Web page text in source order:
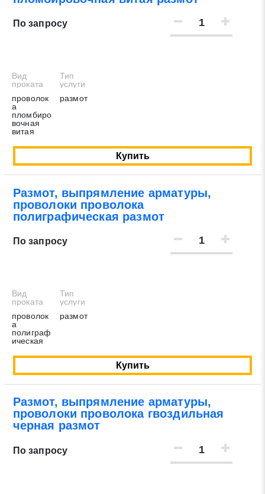
По запросу
Вид
проката
проволок
а
пломбиро
вочная
витая
Тип
услуги
размот
Купить
Размот, выпрямление арматуры,
проволоки проволока
полиграфическая размот
По запросу
Вид
проката
проволок
а
полиграф
ическая
Тип
услуги
размот
Купить
Размот, выпрямление арматуры,
проволоки проволока гвоздильная
черная размот
По запросу